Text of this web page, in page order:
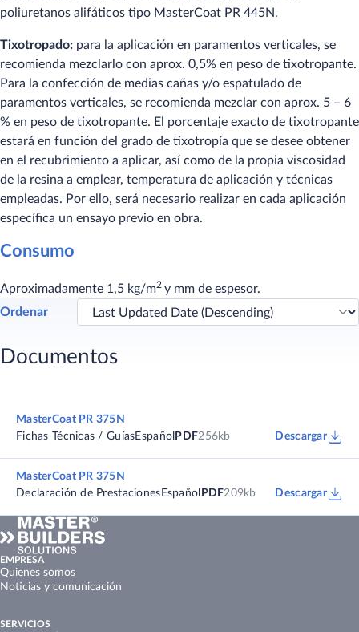
poliuretanos alifáticos tipo MasterCoat PR 445N.
Tixotropado: para la aplicación en paramentos verticales, se
recomienda mezclarlo con aprox. 0,5% en peso de tixotropante.
Para la confección de medias cañas y/o espatulado de
paramentos verticales, se recomienda mezclar con aprox. 5 – 6
% en peso de tixotropante. El porcentaje exacto de tixotropante
estará en función del grado de tixotropía que se desee obtener
en el recubrimiento a aplicar, así como de la propia viscosidad
de la resina a emplear, temperatura de aplicación y técnicas
empleadas. Por ello, será necesario realizar en cada aplicación
específica un ensayo previo en obra.
Consumo
Aproximadamente 1,5 kg/m2 y mm de espesor.
Ordenar
Documentos
MasterCoat PR 375N
Fichas Técnicas / GuíasEspañol PDF256kb Descargar
MasterCoat PR 375N
Declaración de Prestaciones Español PDF209kb Descargar
EMPRESA
Quienes somos
Noticias y comunicación
SERVICIOS